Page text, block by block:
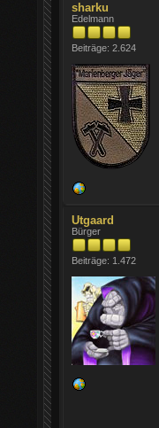
sharku
Edelmann
Beiträge: 2.624
Utgaard
Bürger
Beiträge: 1.472